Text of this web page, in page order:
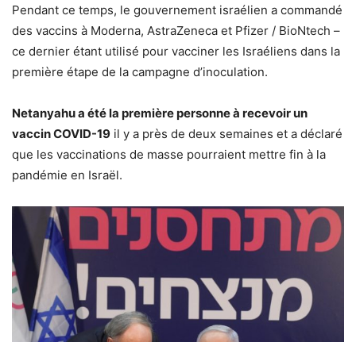
Pendant ce temps, le gouvernement israélien a commandé
des vaccins à Moderna, AstraZeneca et Pfizer / BioNtech –
ce dernier étant utilisé pour vacciner les Israéliens dans la
première étape de la campagne d’inoculation.
Netanyahu a été la première personne à recevoir un
vaccin COVID-19 il y a près de deux semaines et a déclaré
que les vaccinations de masse pourraient mettre fin à la
pandémie en Israël.